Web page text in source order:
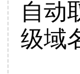
自动
级域